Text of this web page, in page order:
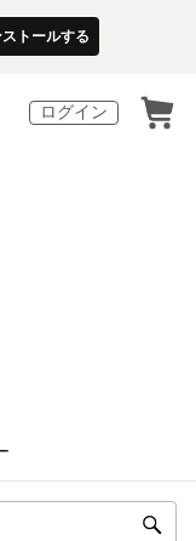
ストールする
ログイン